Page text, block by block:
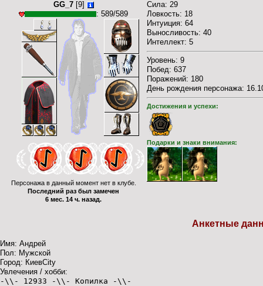
GG_7 [9]
: 589/589
Персонажа в данный момент нет в клубе.
Последний раз был замечен
6 мес. 14 ч. назад.
Cила: 29
Ловкость: 18
Интуиция: 64
Выносливость: 40
Интеллект: 5
Уровень: 9
Побед: 637
Поражений: 180
День рождения персонажа:
Достижения и успехи:
Подарки и знаки внимания:
Анкетные
Имя: Андрей
Пол: Мужской
Город: КиевCity
Увлечения / хобби:
-\\- 12933 -\\- Копилка -\\-